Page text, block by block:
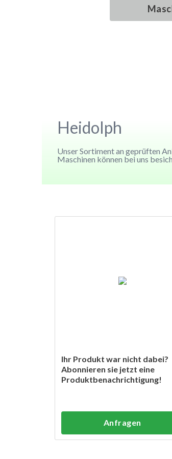
Heidolph
Unser Sortiment an geprüften
Maschinen können bei uns
Ihr Produkt war nicht dabei?
Abonnieren sie jetzt eine
Produktbenachrichtigung!
Anfragen